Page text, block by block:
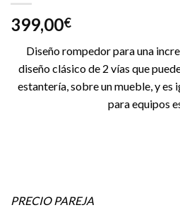
399,00€
Diseño rompedor para una
diseño clásico de 2 vías que
estantería, sobre un mueble, y
para equipos
PRECIO PAREJA